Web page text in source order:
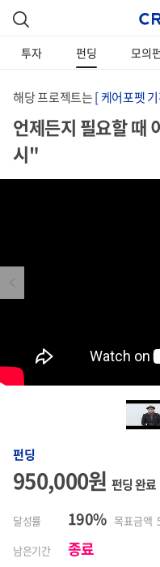
투자 펀딩 모의
해당 프로젝트는[ 케어포펫
언제든지 필요할 때
시"
Previous
펀딩
950,000원 펀딩 완료
달성률 190% 목표금액
남은기간
종료